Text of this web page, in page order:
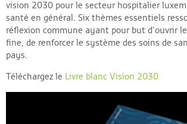
vision 2030 pour le secteur hospitalier
santé en général. Six thèmes essentiels
réflexion commune ayant pour but d’ouvrir
fine, de renforcer le système des soins de
pays.
Téléchargez le Livre blanc Vision 2030